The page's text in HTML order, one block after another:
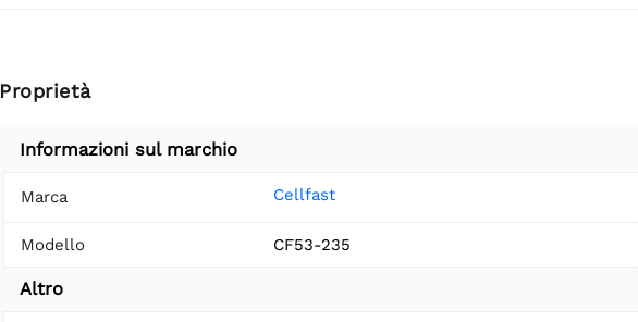
Proprietà
Informazioni sul marchio
Marca Cellfast
Modello CF53-235
Altro